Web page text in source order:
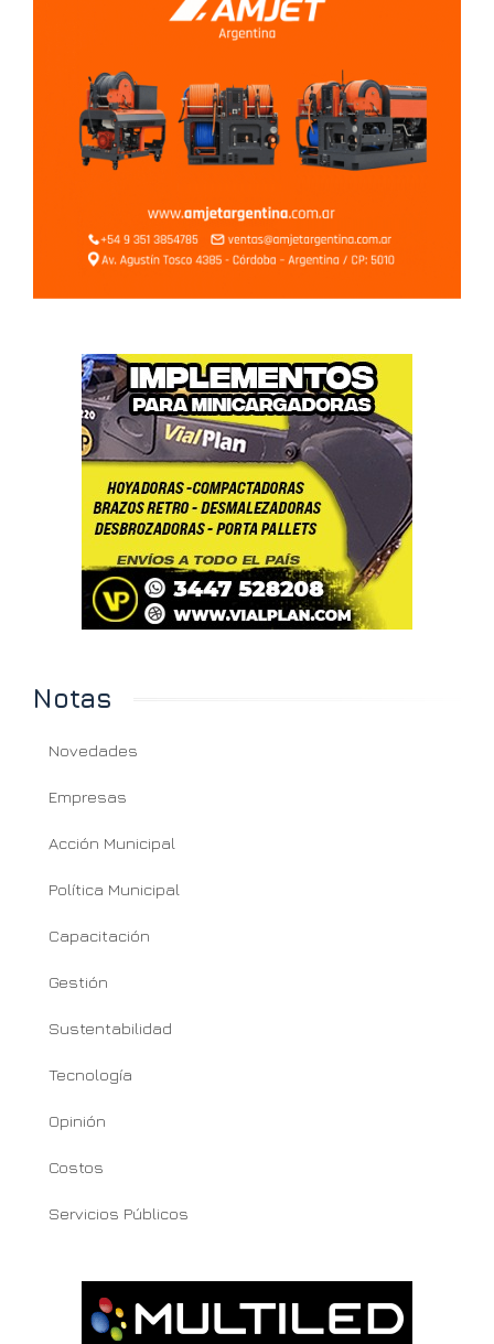
Notas
Novedades
Empresas
Acción Municipal
Política Municipal
Capacitación
Gestión
Sustentabilidad
Tecnología
Opinión
Costos
Servicios Públicos